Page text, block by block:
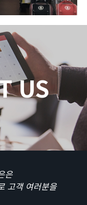
US
은
고객 여러분을